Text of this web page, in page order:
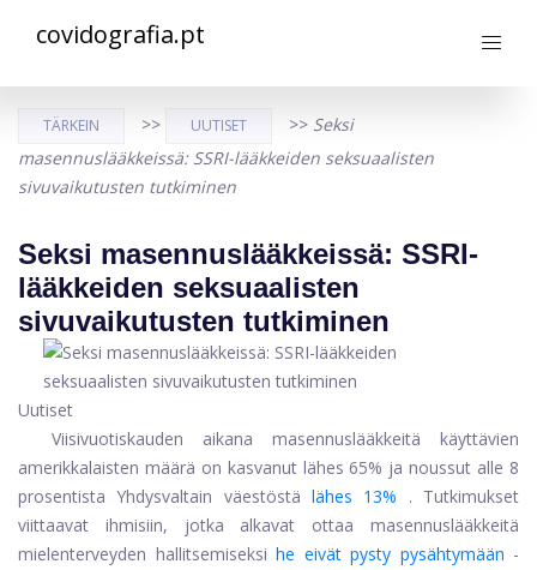
covidografia.pt
TÄRKEIN >> UUTISET >> Seksi
masennuslääkkeissä: SSRI-lääkkeiden seksuaalisten
sivuvaikutusten tutkiminen
Seksi masennuslääkkeissä: SSRI-
lääkkeiden seksuaalisten
sivuvaikutusten tutkiminen
Uutiset
Viisivuotiskauden aikana masennuslääkkeitä käyttävien
amerikkalaisten määrä on kasvanut lähes 65% ja noussut alle 8
prosentista Yhdysvaltain väestöstä lähes 13%
. Tutkimukset
viittaavat ihmisiin, jotka alkavat ottaa masennuslääkkeitä
mielenterveyden hallitsemiseksi he eivät pysty pysähtymään -